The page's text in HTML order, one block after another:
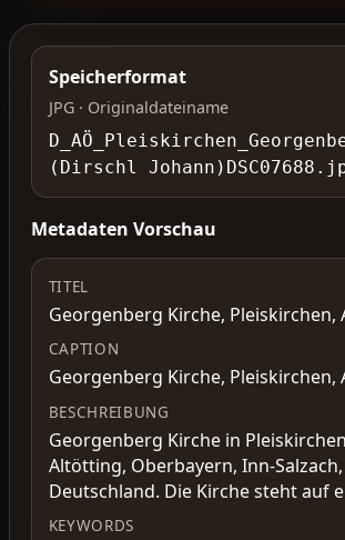
Speicherformat
JPG · Originaldateiname
(Dirschl
Metadaten Vorschau
TITEL
Georgenberg Kirche, Pleiskirchen,
CAPTION
Georgenberg Kirche, Pleiskirchen,
BESCHREIBUNG
Georgenberg Kirche in
Altötting, Oberbayern, Inn-
Deutschland. Die Kirche steht auf
KEYWORDS